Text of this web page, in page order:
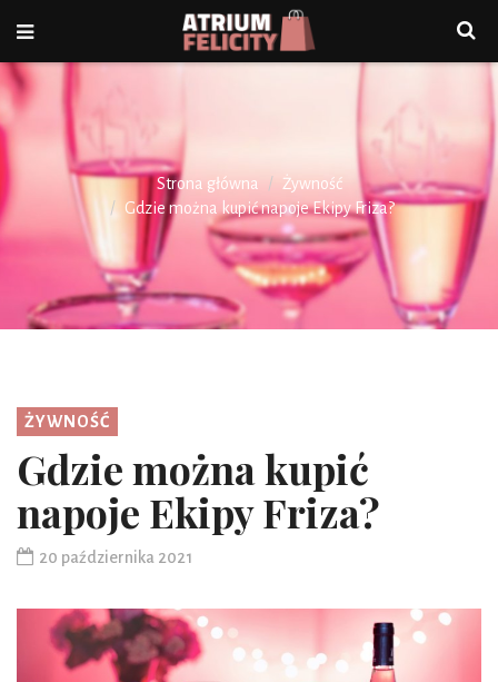
Strona główna
Żywność
Gdzie można kupić napoje Ekipy Friza?
ŻYWNOŚĆ
Gdzie można kupić
napoje Ekipy Friza?
20 października 2021